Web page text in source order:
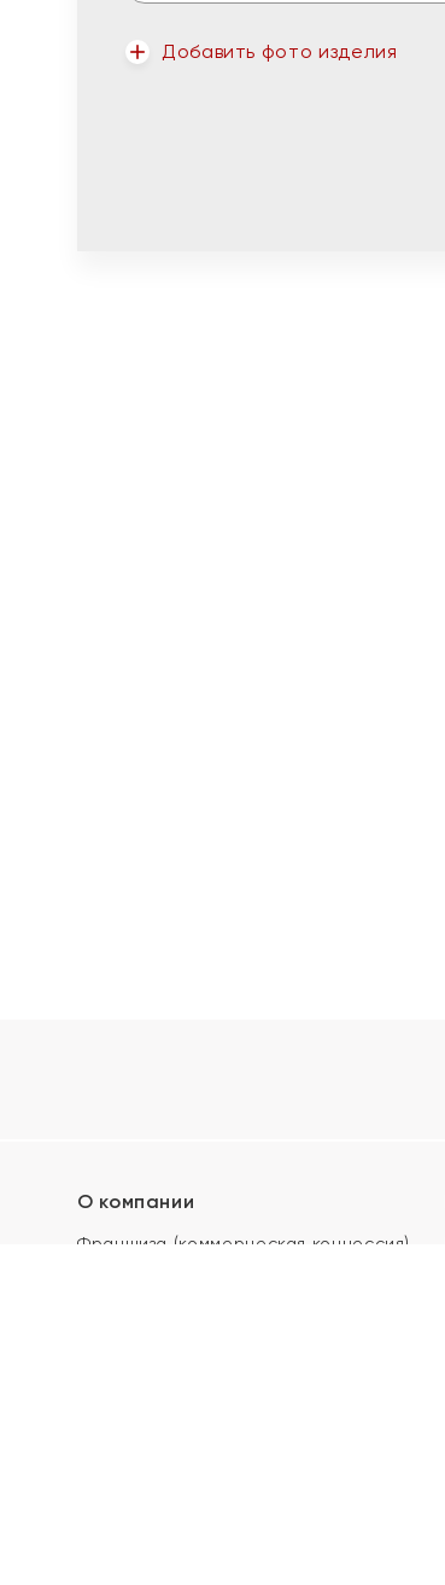
Добавить фото изделия
О компании
Франшиза (коммерческая концессия)